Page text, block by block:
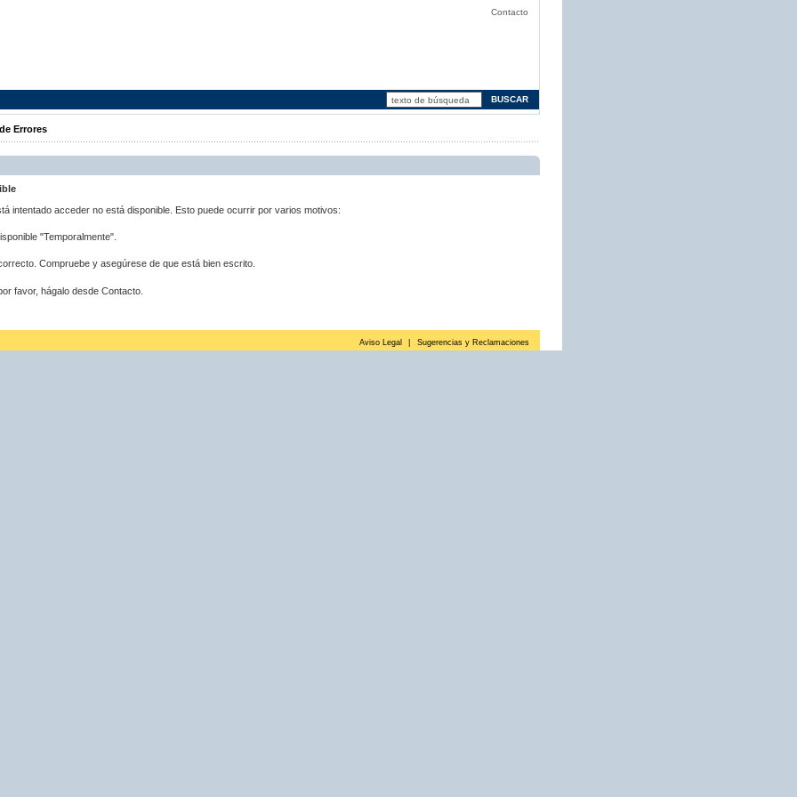
Contacto
Errores
intentado acceder no está disponible. Esto puede ocurrir por varios motivos:
"Temporalmente".
Compruebe y asegúrese de que está bien escrito.
favor, hágalo desde Contacto.
Aviso Legal Sugerencias y Reclamaciones